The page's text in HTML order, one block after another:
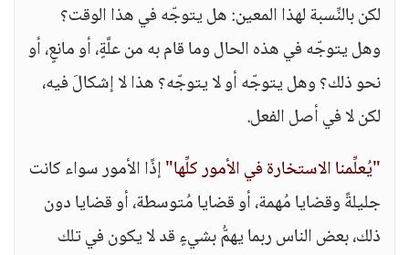
لكن بالنِّسبة لهذا المعين: هل يتوجّه في هذا الوقت؟
وهل يتوجّه في هذه الحال وما قام به من علَّةٍ، أو مانعٍ، أو
نحو ذلك؟ وهل يتوجّه أو لا يتوجّه؟ هذا لا إشكالَ فيه،
لكن لا في أصل الفعل.
"يُعلِّمنا الاستخارة في الأمور كلِّها"إذًا الأمور سواء كانت
جليلةً وقضايا مُهمة، أو قضايا مُتوسطة، أو قضايا دون
ذلك، بعض الناس ربما يهمُّ بشيءٍ قد لا يكون في تلك